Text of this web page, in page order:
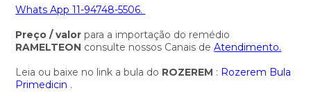
Whats App 11-94748-5506.
Preço / valor para a importação do remédio
RAMELTEON consulte nossos Canais deAtendimento.
Leia ou baixe no link a bula do ROZEREM : Rozerem Bula
Primedicin .